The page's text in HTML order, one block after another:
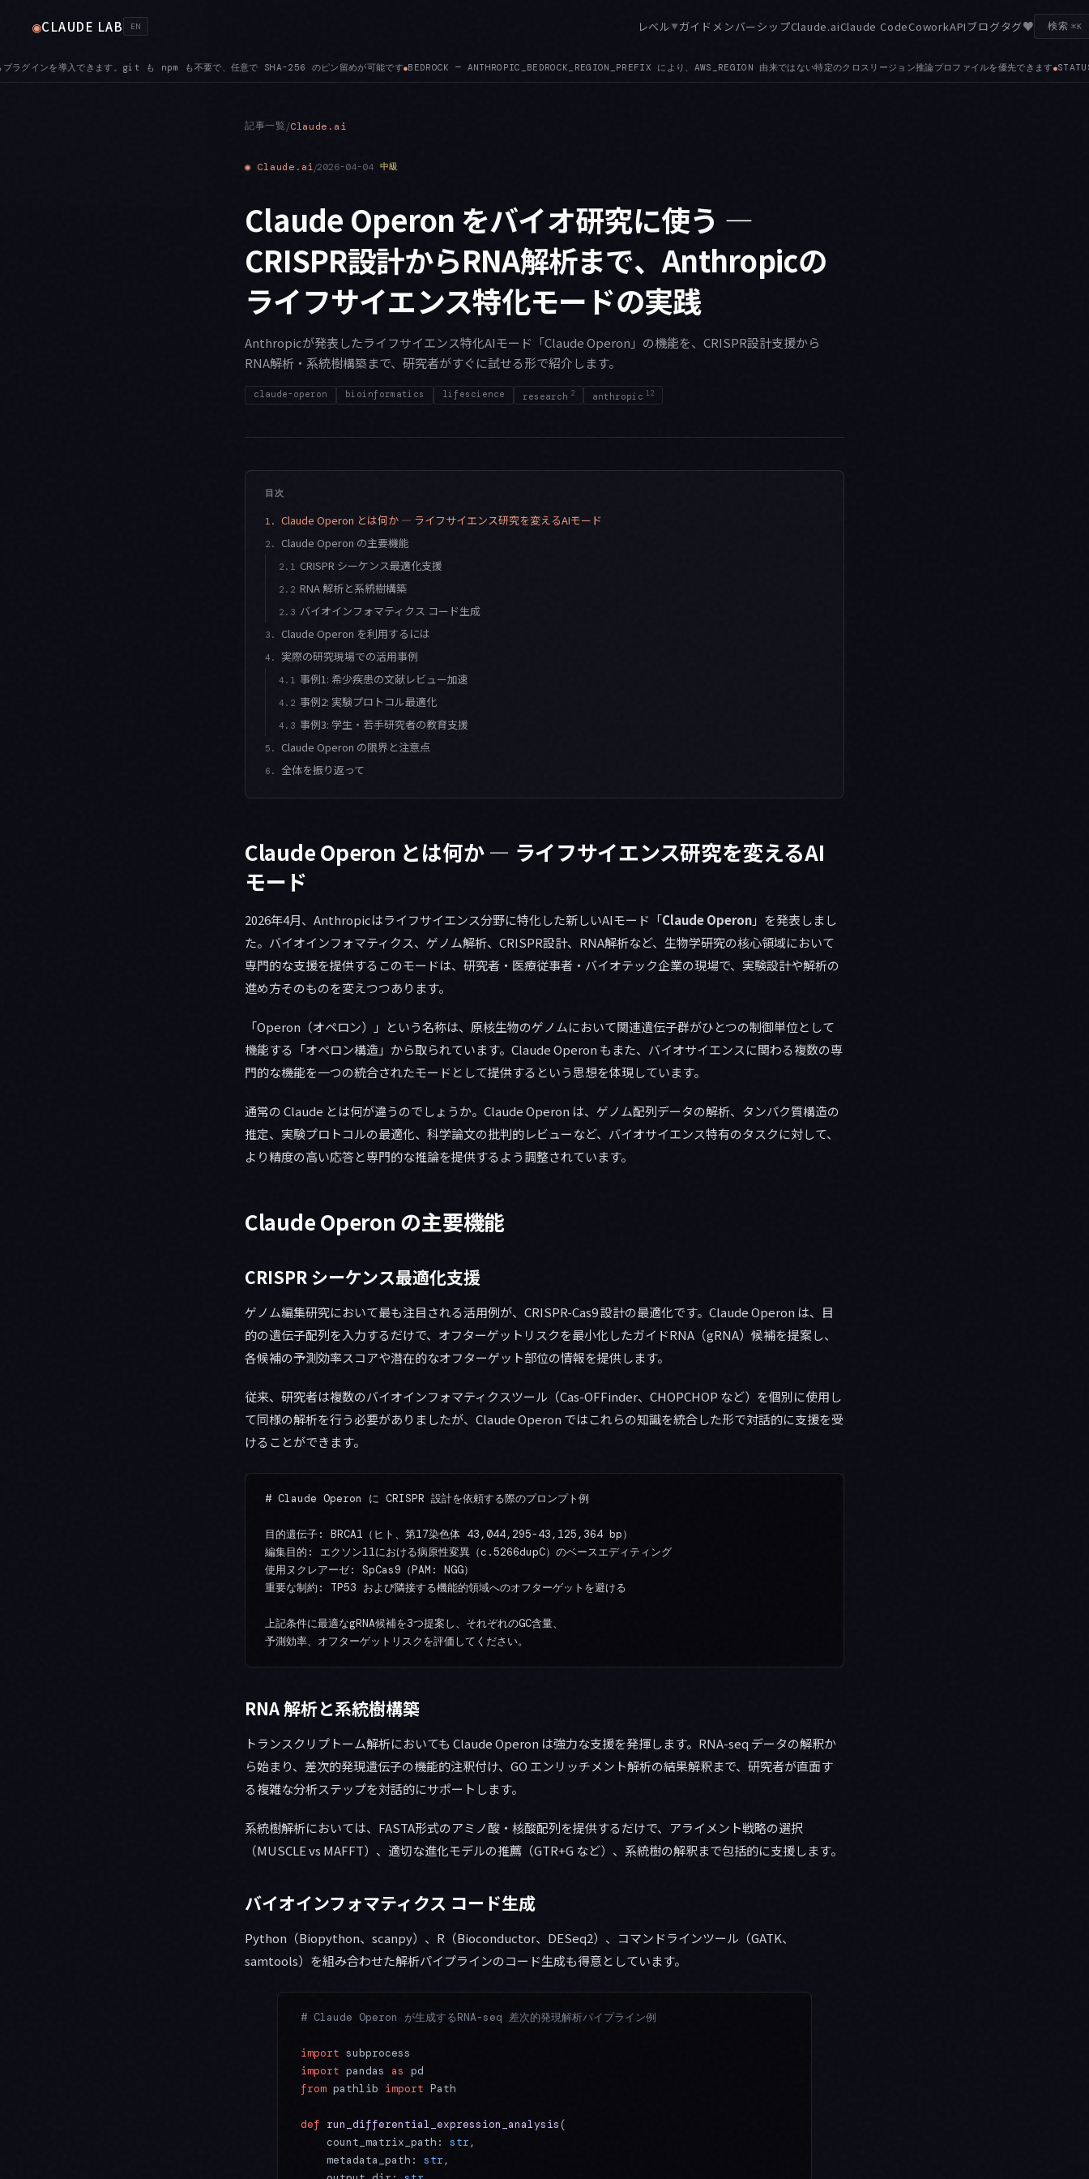
◉CLAUDE LAB EN レベル▼ガイド メンバーシップClaude.aiClaude CodeCoworkAPIブログタグ♥ 検索 ⌘K
256 のピン留めが可能です BEDROCK — ANTHROPIC_BEDROCK_REGION_PREFIX により、AWS_REGION 由来ではない特定のクロスリージョン推論プロファイルを優先できます● STATUS — サンドボックスや MCP 入力の応答待ちセッション
記事一覧/Claude.ai
◉ Claude.ai/2026-04-04 中級
Claude Operon をバイオ研究に使う —
CRISPR設計からRNA解析まで、Anthropicの
ライフサイエンス特化モードの実践
Anthropicが発表したライフサイエンス特化AIモード「Claude Operon」の機能を、CRISPR設計支援から
RNA解析・系統樹構築まで、研究者がすぐに試せる形で紹介します。
claude-operon bioinformatics lifescience research 2 anthropic 12
目次
1. Claude Operon とは何か — ライフサイエンス研究を変えるAIモード
2. Claude Operon の主要機能
2.1 CRISPR シーケンス最適化支援
2.2 RNA 解析と系統樹構築
2.3 バイオインフォマティクス コード生成
3. Claude Operon を利用するには
4. 実際の研究現場での活用事例
4.1 事例1: 希少疾患の文献レビュー加速
4.2 事例2: 実験プロトコル最適化
4.3 事例3: 学生・若手研究者の教育支援
5. Claude Operon の限界と注意点
6. 全体を振り返って
Claude Operon とは何か — ライフサイエンス研究を変えるAI
モード
2026年4月、Anthropicはライフサイエンス分野に特化した新しいAIモード「Claude Operon」を発表しまし
た。バイオインフォマティクス、ゲノム解析、CRISPR設計、RNA解析など、生物学研究の核心領域において
専門的な支援を提供するこのモードは、研究者・医療従事者・バイオテック企業の現場で、実験設計や解析の
進め方そのものを変えつつあります。
「Operon（オペロン）」という名称は、原核生物のゲノムにおいて関連遺伝子群がひとつの制御単位として
機能する「オペロン構造」から取られています。Claude Operon もまた、バイオサイエンスに関わる複数の専
門的な機能を一つの統合されたモードとして提供するという思想を体現しています。
通常の Claude とは何が違うのでしょうか。Claude Operon は、ゲノム配列データの解析、タンパク質構造の
推定、実験プロトコルの最適化、科学論文の批判的レビューなど、バイオサイエンス特有のタスクに対して、
より精度の高い応答と専門的な推論を提供するよう調整されています。
Claude Operon の主要機能
CRISPR シーケンス最適化支援
ゲノム編集研究において最も注目される活用例が、CRISPR-Cas9 設計の最適化です。Claude Operon は、目
的の遺伝子配列を入力するだけで、オフターゲットリスクを最小化したガイドRNA（gRNA）候補を提案し、
各候補の予測効率スコアや潜在的なオフターゲット部位の情報を提供します。
従来、研究者は複数のバイオインフォマティクスツール（Cas-OFFinder、CHOPCHOP など）を個別に使用し
て同様の解析を行う必要がありましたが、Claude Operon ではこれらの知識を統合した形で対話的に支援を受
けることができます。
# Claude Operon に CRISPR 設計を依頼する際のプロンプト例
目的遺伝子: BRCA1（ヒト、第17染色体 43,044,295-43,125,364 bp）
編集目的: エクソン11における病原性変異（c.5266dupC）のベースエディティング
使用ヌクレアーゼ: SpCas9（PAM: NGG）
重要な制約: TP53 および隣接する機能的領域へのオフターゲットを避ける
上記条件に最適なgRNA候補を3つ提案し、それぞれのGC含量、
RNA 解析と系統樹構築
トランスクリプトーム解析においても Claude Operon は強力な支援を発揮します。RNA-seq データの解釈か
ら始まり、差次的発現遺伝子の機能的注釈付け、GO エンリッチメント解析の結果解釈まで、研究者が直面す
る複雑な分析ステップを対話的にサポートします。
系統樹解析においては、FASTA形式のアミノ酸・核酸配列を提供するだけで、アライメント戦略の選択
（MUSCLE vs MAFFT）、適切な進化モデルの推薦（GTR+G など）、系統樹の解釈まで包括的に支援します。
バイオインフォマティクス コード生成
Python（Biopython、scanpy）、R（Bioconductor、DESeq2）、コマンドラインツール（GATK、
samtools）を組み合わせた解析パイプラインのコード生成も得意としています。
# Claude Operon が生成するRNA-seq 差次的発現解析パイプライン例
import subprocess
import pandas as pd
from pathlib import Path
def run_differential_expression_analysis(
    count_matrix_path:
str ,
    metadata_path:
str ,